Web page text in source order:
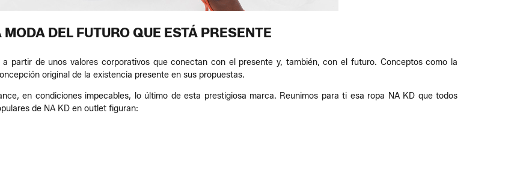
MODA DEL FUTURO QUE ESTÁ PRESENTE
partir de unos valores corporativos que conectan con el presente y, también, con el futuro. Conceptos como la
original de la existencia presente en sus propuestas.
en condiciones impecables, lo último de esta prestigiosa marca. Reunimos para ti esa ropa NA KD que todos
de NA KD en outlet figuran: